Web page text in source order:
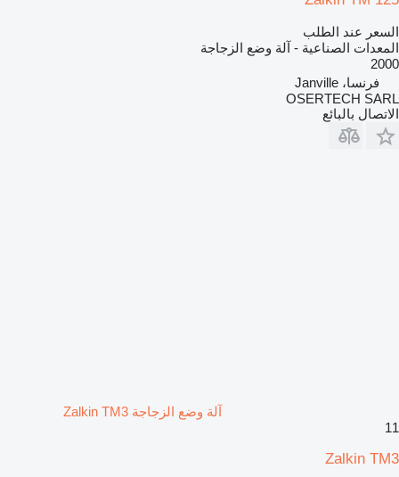
السعر عند الطلب
المعدات الصناعية - آلة وضع الزجاجة
2000
فرنسا، Janville
OSERTECH SARL
الاتصال بالبائع
آلة وضع الزجاجة Zalkin TM3
11
Zalkin TM3